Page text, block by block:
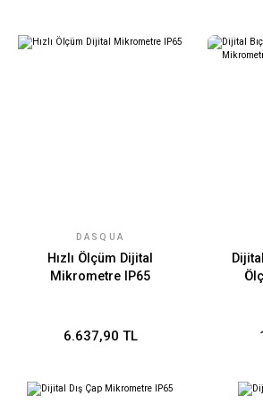
DASQUA
Hızlı Ölçüm Dijital
Mikrometre IP65
6.637,90 TL